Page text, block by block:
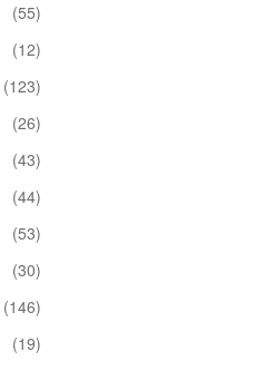
(55)
(12)
(123)
(26)
(43)
(44)
(53)
(30)
(146)
(19)